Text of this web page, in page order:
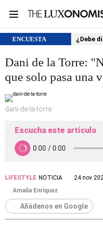
ENCUESTA ¿Debe
Dani de la Torre:
que solo pasa una
dani-de-la-torre
Escucha este artículo
LIFESTYLE NOTICIA
24 nov
Amalia Enríquez
Añádenos en Google